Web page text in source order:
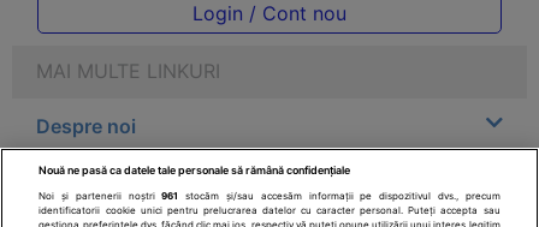
Login / Cont nou
MAI MULTE LINKURI
Despre noi
Legal
Nouă ne pasă ca datele tale personale să rămână confidențiale
Noi și partenerii noștri961
stocăm și/sau accesăm informații pe dispozitivul dvs., precum
identificatorii cookie unici pentru prelucrarea datelor cu caracter personal. Puteți accepta sau
gestiona preferințele dvs. făcând clic mai jos, respectiv vă puteți opune utilizării unui interes legitim